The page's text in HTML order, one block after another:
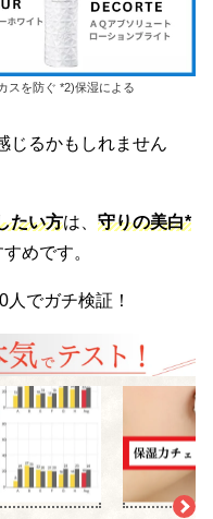
スを防ぐ *2)保湿による
じるかもしれません
たい方は、 守りの美白*
めです。
でガチ検証！
日分析。シミ・
るか検証。また、
水分保持チェッ
測。1時間後の
◎と判断。